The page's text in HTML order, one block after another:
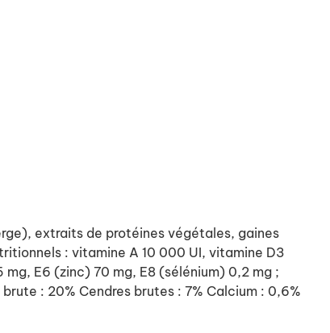
extraits de protéines végétales, gaines
: vitamine A 10 000 UI, vitamine D3
E6 (zinc) 70 mg, E8 (sélénium) 0,2 mg ;
: 20% Cendres brutes : 7% Calcium : 0,6%